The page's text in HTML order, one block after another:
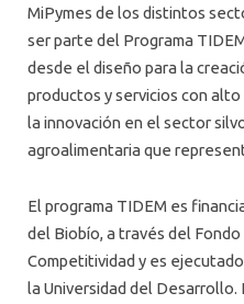
MiPymes de los distintos
ser parte del Programa
desde el diseño para la
productos y servicios con
la innovación en el sector
agroalimentaria que
El programa TIDEM es
del Biobío, a través del
Competitividad y es
la Universidad del Desarrollo.